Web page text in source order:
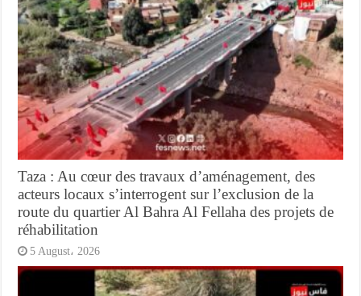
Taza : Au cœur des travaux d’aménagement, des
acteurs locaux s’interrogent sur l’exclusion de la
route du quartier Al Bahra Al Fellaha des projets de
réhabilitation
5 August، 2026